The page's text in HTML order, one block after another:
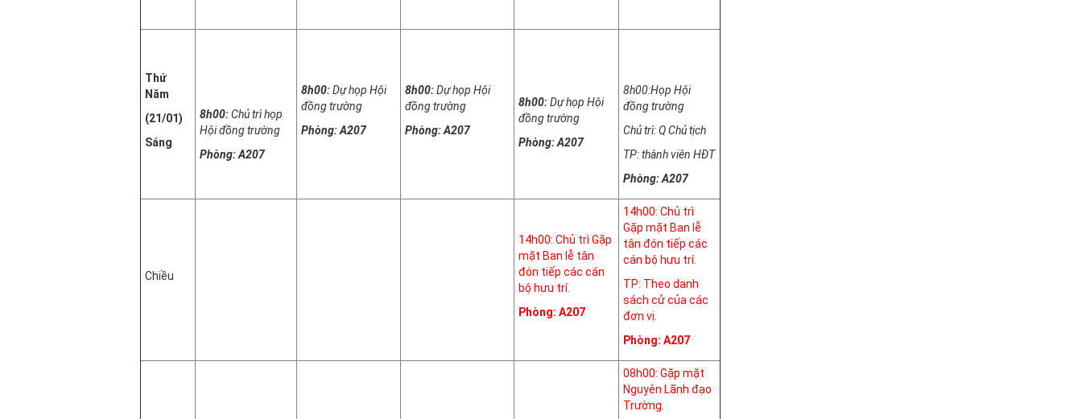
Thứ
Năm
(21/01)
Sáng
8h00:Chủ trì họp
Hội đồng trường
Phòng: A207
8h00:Dự họp Hội
đồng trường
Phòng: A207
8h00:Dự họp Hội
đồng trường
Phòng: A207
8h00:Dự họp Hội
đồng trường
Phòng: A207
8h00:Họp Hội
đồng trường
Chủ trì: Q Chủ tịch
TP: thành viên HĐT
Phòng: A207
Chiều
14h00: Chủ trì Gặp
mặt Ban lễ tân
đón tiếp các cán
bộ hưu trí.
Phòng: A207
14h00: Chủ trì
Gặp mặt Ban lễ
tân đón tiếp các
cán bộ hưu trí.
TP: Theo danh
sách cử của các
đơn vị.
Phòng: A207
08h00: Gặp mặt
Nguyên Lãnh đạo
Trường.